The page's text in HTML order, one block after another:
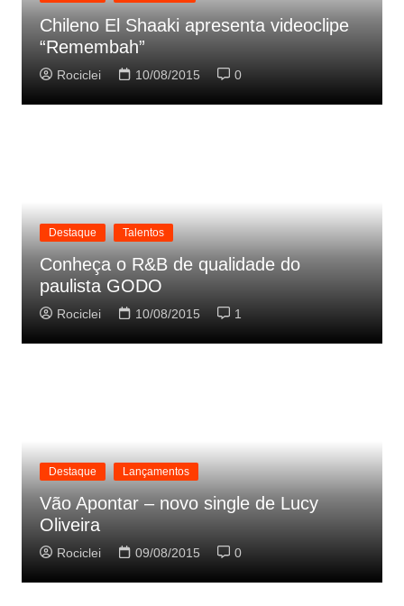
Chileno El Shaaki apresenta videoclipe
“Remembah”
Rociclei 10/08/2015 0
Destaque Talentos
Conheça o R&B de qualidade do
paulista GODO
Rociclei 10/08/2015 1
Destaque Lançamentos
Vão Apontar – novo single de Lucy
Oliveira
Rociclei 09/08/2015 0